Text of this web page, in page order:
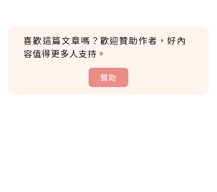
喜歡這篇文章嗎？歡迎贊助作者，好內
容值得更多人支持。
贊助